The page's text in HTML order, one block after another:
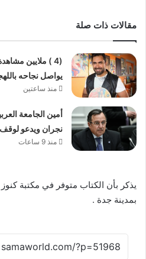
مقالات ذات صلة
(4 ) ملايين
يواصل نجاحه
منذ ساعتين
أمين الجامعة
نجران ويدعو لوقف
منذ 9 ساعات
يذكر بأن الكتاب متوفر في مكتبة
بمدينة جدة .